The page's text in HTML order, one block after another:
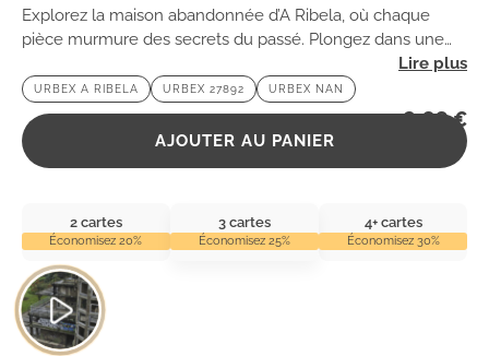
Explorez la maison abandonnée d’A Ribela, où chaque
pièce murmure des secrets du passé. Plongez dans une
ambiance mystérieuse et découvrez les vestiges d’une
époque révolue. 😱🏚️
URBEX A RIBELA URBEX 27892 URBEX NAN
2,99€
AJOUTER AU PANIER
2 cartes
Économisez 20%
3 cartes
Économisez 25%
4+ cartes
Économisez 30%